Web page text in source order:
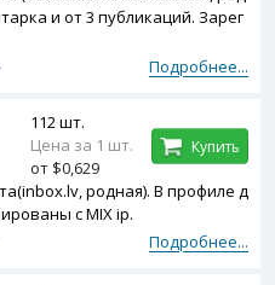
и от 3 публикаций. Зарег
Подробнее...
родная). В профиле д
с MIX ip.
Подробнее...
112 шт.
Цена за 1 шт.
от $0,629
Купить